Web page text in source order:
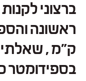
ק״מ ,
בספידומטר